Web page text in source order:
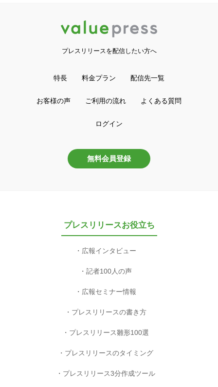
プレスリリースを配信したい方へ
特長 料金プラン 配信先一覧
お客様の声 ご利用の流れ よくある質問
ログイン
無料会員登録
プレスリリースお役立ち
広報インタビュー
記者100人の声
広報セミナー情報
プレスリリースの書き方
プレスリリース雛形100選
プレスリリースのタイミング
プレスリリース3分作成ツール